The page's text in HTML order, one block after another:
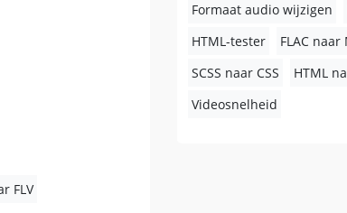
FLV
Formaat audio wijzigen
HTML-tester
FLAC naar
SCSS naar CSS
HTML
Videosnelheid